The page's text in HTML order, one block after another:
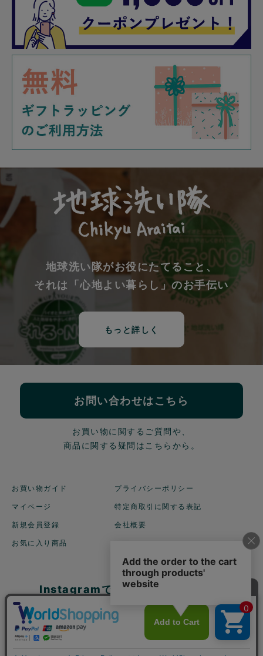
地球洗い隊がお役にたてること、
それは「心地よい暮らし」のお手伝い
もっと詳しく
お問い合わせはこちら
お買い物に関するご質問や、
商品に関する疑問はこちらから。
お買い物ガイド
マイページ
新規会員登録
お気に入り商品
プライバシーポリシー
特定商取引に関する表記
会社概要
Instagramでも商品を
ご紹介しています！